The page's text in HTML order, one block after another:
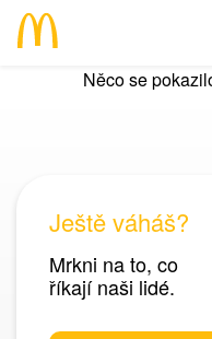
Info
Něco se
Ještě váháš?
Mrkni na to, co
říkají naši lidé.